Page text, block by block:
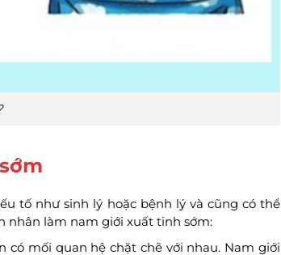
tố như sinh lý hoặc bệnh lý và cũng có thể
nhân làm nam giới xuất tinh sớm:
có mối quan hệ chặt chẽ với nhau. Nam giới